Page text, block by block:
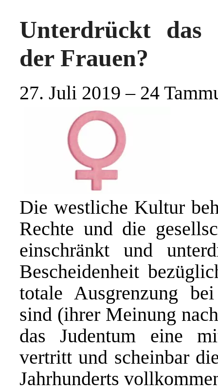
Unterdrückt das
der Frauen?
27. Juli 2019 – 24
Die westliche Kultur
Rechte und die
einschränkt und
Bescheidenheit
totale Ausgrenzung
sind (ihrer Meinung
das Judentum eine
vertritt und scheinbar
Jahrhunderts